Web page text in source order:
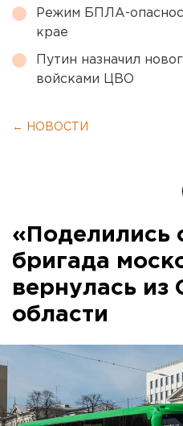
Режим БПЛА-
крае
Путин назначил
войсками ЦВО
← НОВОСТИ
«Поделились
бригада
вернулась из
области